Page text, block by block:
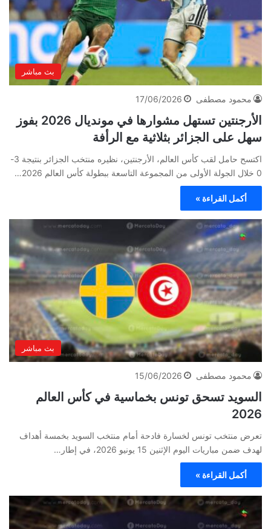
بث مباشر
محمود مصطفى 17/06/2026
الأرجنتين تستهل مشوارها في مونديال 2026 بفوز
سهل على الجزائر بثلاثية مع الرأفة
اكتسح حامل لقب كأس العالم، الأرجنتين، نظيره منتخب الجزائر بنتيجة 3-
0 خلال الجولة الأولى من المجموعة التاسعة ببطولة كأس العالم 2026…
أكمل القراءة »
بث مباشر
محمود مصطفى 15/06/2026
السويد تسحق تونس بخماسية في كأس العالم
2026
تعرض منتخب تونس لخسارة فادحة أمام منتخب السويد بخمسة أهداف
لهدف ضمن مباريات اليوم الإثنين 15 يونيو 2026، في إطار…
أكمل القراءة »